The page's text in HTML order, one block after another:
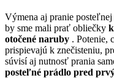
Výmena aj pranie
by sme mali prať obliečky
otočené naruby . Potenie,
prispievajú k znečisteniu,
súvisí aj nutnosť prania
posteľné prádlo pred